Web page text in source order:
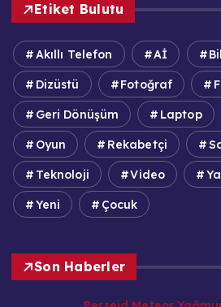
Etiket Bulutu
Akıllı Telefon Aİ
Dizüstü Fotoğraf
Geri Dönüşüm Laptop
Oyun Rekabetçi
Teknoloji Video
Yeni Çocuk
Son Haberler